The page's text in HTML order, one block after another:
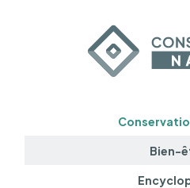
Bien-